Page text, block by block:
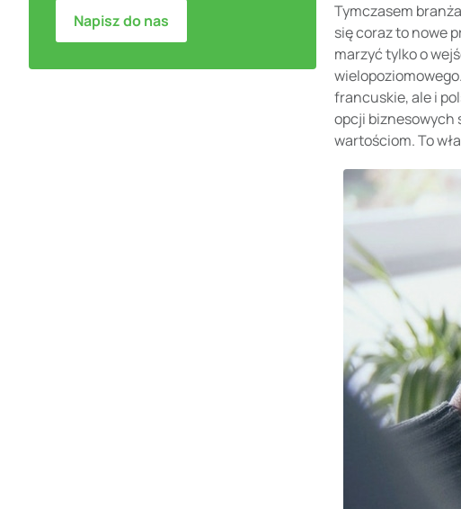
Napisz do nas
Tymczasem
się coraz to nowe
marzyć tylko o
francuskie, ale i
opcji biznesowych
wartościom. To